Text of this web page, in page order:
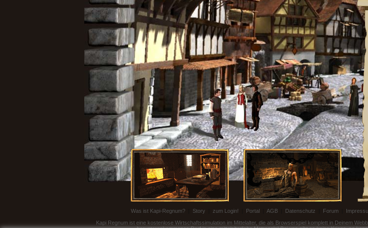
Was ist Kapi-Regnum? Story zum Login! Portal AGB Datenschutz Forum
Kapi Regnum ist eine kostenlose Wirtschaftssimulation im Mittelalter, die als Browserspiel komplett in Deinem